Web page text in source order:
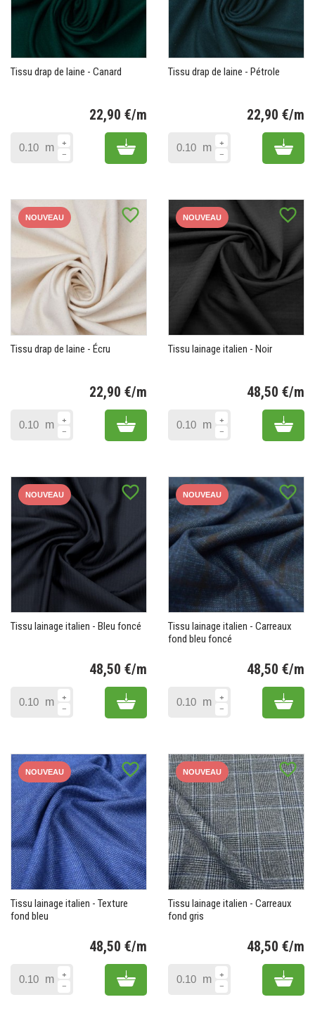
Tissu drap de laine - Canard
22,90 €/m
m Add to cart
Tissu drap de laine - Pétrole
22,90 €/m
m Add
favorite_border
NOUVEAU
Tissu drap de laine - Écru
22,90 €/m
m Add to cart
favorite_border
NOUVEAU
Tissu lainage italien - Noir
48,50 €/m
m Add
favorite_border
NOUVEAU
Tissu lainage italien - Bleu foncé
48,50 €/m
m Add to cart
favorite_border
NOUVEAU
Tissu lainage italien - Carreaux
fond bleu foncé
48,50 €/m
m Add
favorite_border
NOUVEAU
Tissu lainage italien - Texture
fond bleu
48,50 €/m
m Add to cart
favorite_border
NOUVEAU
Tissu lainage italien - Carreaux
fond gris
48,50 €/m
m Add